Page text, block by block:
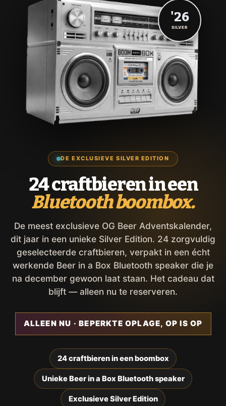
DE EXCLUSIEVE SILVER EDITION
24 craftbieren in een
Bluetooth boombox.
De meest exclusieve OG Beer Adventskalender,
dit jaar in een unieke Silver Edition. 24 zorgvuldig
geselecteerde craftbieren, verpakt in een écht
werkende Beer in a Box Bluetooth speaker die je
na december gewoon laat staan. Het cadeau dat
blijft — alleen nu te reserveren.
ALLEEN NU · BEPERKTE OPLAGE, OP IS OP
24 craftbieren in een boombox
Unieke Beer in a Box Bluetooth speaker
Exclusieve Silver Edition
'26
SILVER